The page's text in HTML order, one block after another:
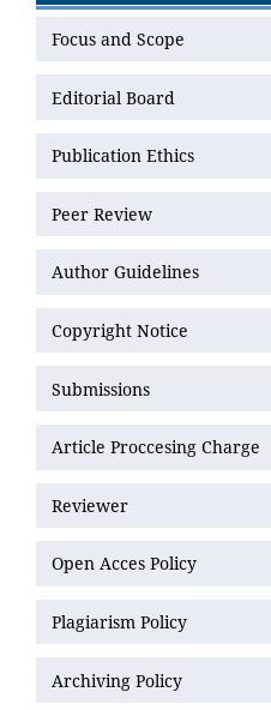
Focus and Scope
Editorial Board
Publication Ethics
Peer Review
Author Guidelines
Copyright Notice
Submissions
Article Proccesing Charge
Reviewer
Open Acces Policy
Plagiarism Policy
Archiving Policy